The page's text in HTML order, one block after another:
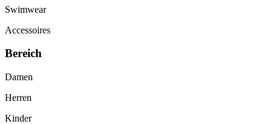
Swimwear
Accessoires
Bereich
Damen
Herren
Kinder